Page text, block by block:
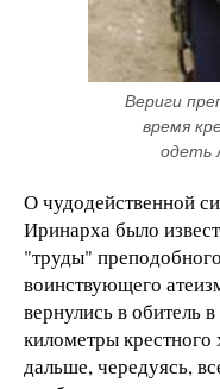
Вериги
время
одеть
О чудодейственной
Иринарха было
"труды"
воинствующего
вернулись в обитель
километры
дальше, чередуясь,